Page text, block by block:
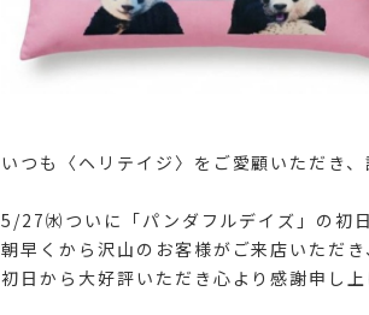
いつも〈ヘリテイジ〉をご愛顧いただき、
5/27㈬ついに「パンダフルデイズ」の初
朝早くから沢山のお客様がご来店いただ
初日から大好評いただき心より感謝申し上